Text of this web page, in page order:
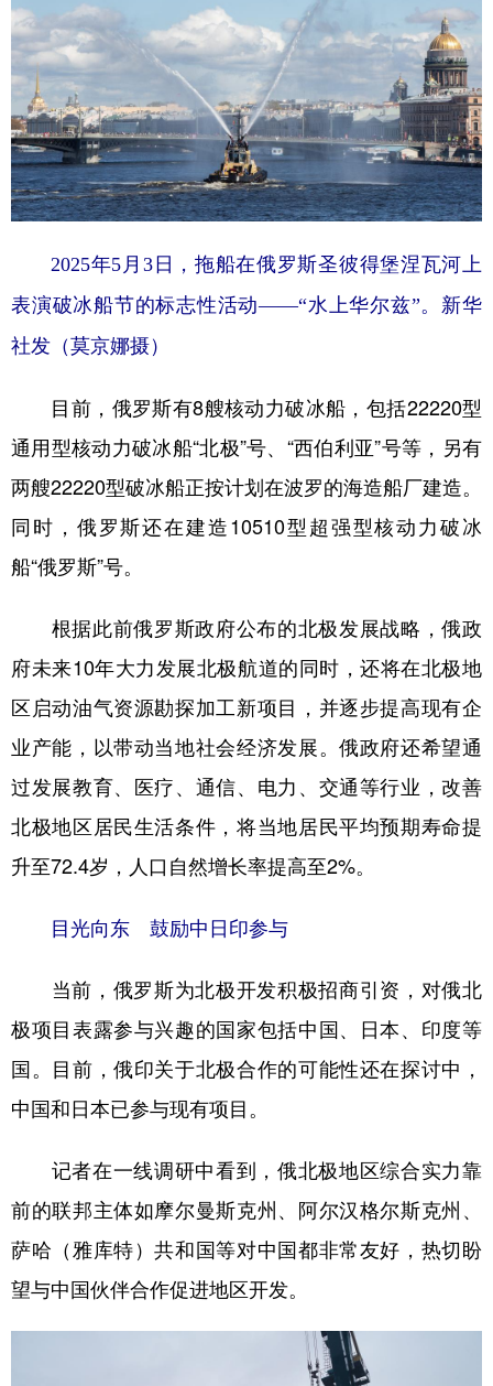
2025年5月3日，拖船在俄罗斯圣彼得堡涅瓦河上
表演破冰船节的标志性活动——“水上华尔兹”。新华
社发（莫京娜摄）
目前，俄罗斯有8艘核动力破冰船，包括22220型
通用型核动力破冰船“北极”号、“西伯利亚”号等，另有
两艘22220型破冰船正按计划在波罗的海造船厂建造。
同时，俄罗斯还在建造10510型超强型核动力破冰
船“俄罗斯”号。
根据此前俄罗斯政府公布的北极发展战略，俄政
府未来10年大力发展北极航道的同时，还将在北极地
区启动油气资源勘探加工新项目，并逐步提高现有企
业产能，以带动当地社会经济发展。俄政府还希望通
过发展教育、医疗、通信、电力、交通等行业，改善
北极地区居民生活条件，将当地居民平均预期寿命提
升至72.4岁，人口自然增长率提高至2%。
目光向东 鼓励中日印参与
当前，俄罗斯为北极开发积极招商引资，对俄北
极项目表露参与兴趣的国家包括中国、日本、印度等
国。目前，俄印关于北极合作的可能性还在探讨中，
中国和日本已参与现有项目。
记者在一线调研中看到，俄北极地区综合实力靠
前的联邦主体如摩尔曼斯克州、阿尔汉格尔斯克州、
萨哈（雅库特）共和国等对中国都非常友好，热切盼
望与中国伙伴合作促进地区开发。